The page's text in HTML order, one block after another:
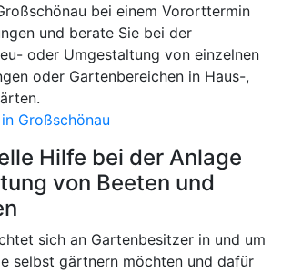
bei einem Vororttermin
und berate Sie bei der
oder Umgestaltung von einzelnen
oder Gartenbereichen in Haus-,
Großschönau
Hilfe bei der Anlage
von Beeten und
sich an Gartenbesitzer in und um
selbst gärtnern möchten und dafür